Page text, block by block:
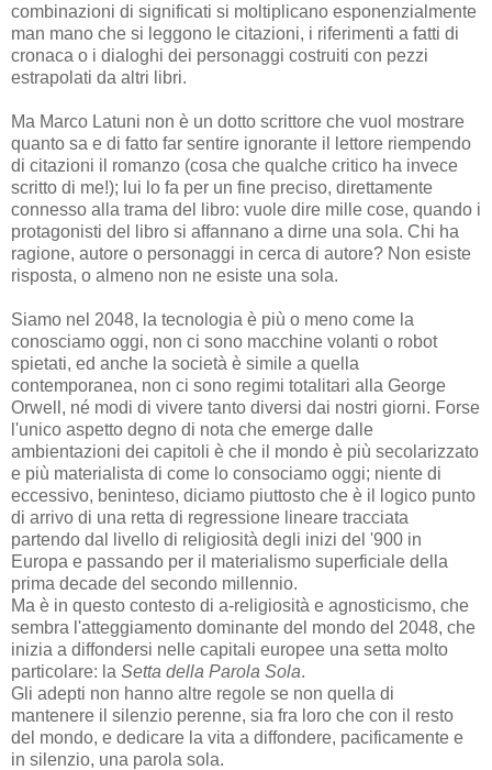
combinazioni di significati si moltiplicano esponenzialmente
man mano che si leggono le citazioni, i riferimenti a fatti di
cronaca o i dialoghi dei personaggi costruiti con pezzi
estrapolati da altri libri.
Ma Marco Latuni non è un dotto scrittore che vuol mostrare
quanto sa e di fatto far sentire ignorante il lettore riempendo
di citazioni il romanzo (cosa che qualche critico ha invece
scritto di me!); lui lo fa per un fine preciso, direttamente
connesso alla trama del libro: vuole dire mille cose, quando i
protagonisti del libro si affannano a dirne una sola. Chi ha
ragione, autore o personaggi in cerca di autore? Non esiste
risposta, o almeno non ne esiste una sola.
Siamo nel 2048, la tecnologia è più o meno come la
conosciamo oggi, non ci sono macchine volanti o robot
spietati, ed anche la società è simile a quella
contemporanea, non ci sono regimi totalitari alla George
Orwell, né modi di vivere tanto diversi dai nostri giorni. Forse
l'unico aspetto degno di nota che emerge dalle
ambientazioni dei capitoli è che il mondo è più secolarizzato
e più materialista di come lo consociamo oggi; niente di
eccessivo, beninteso, diciamo piuttosto che è il logico punto
di arrivo di una retta di regressione lineare tracciata
partendo dal livello di religiosità degli inizi del '900 in
Europa e passando per il materialismo superficiale della
prima decade del secondo millennio.
Ma è in questo contesto di a-religiosità e agnosticismo, che
sembra l'atteggiamento dominante del mondo del 2048, che
inizia a diffondersi nelle capitali europee una setta molto
particolare: la Setta della Parola Sola.
Gli adepti non hanno altre regole se non quella di
mantenere il silenzio perenne, sia fra loro che con il resto
del mondo, e dedicare la vita a diffondere, pacificamente e
in silenzio, una parola sola.